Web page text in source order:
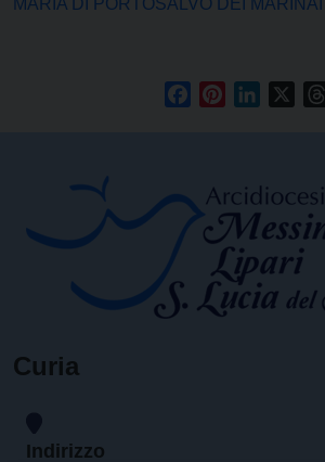
MARIA DI PORTOSALVO DEI MARINAI
FacebookPinterestLinkedIn
Curia
Indirizzo